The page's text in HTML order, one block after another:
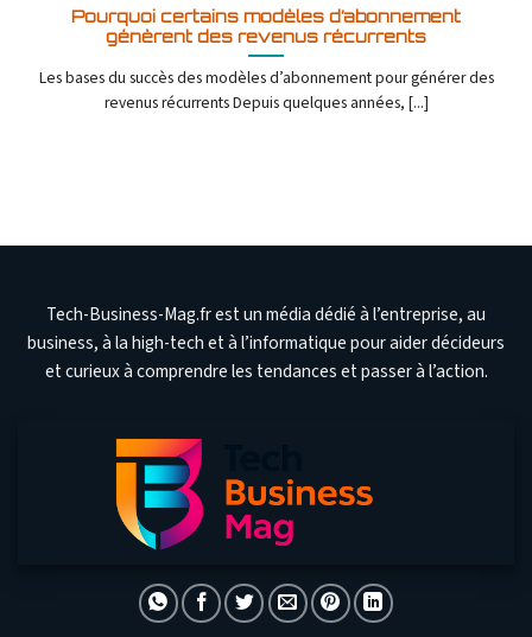
Pourquoi certains modèles d’abonnement
génèrent des revenus récurrents
Les bases du succès des modèles d’abonnement pour générer des
revenus récurrents Depuis quelques années, [...]
Tech-Business-Mag.fr est un média dédié à l’entreprise, au
business, à la high-tech et à l’informatique pour aider décideurs
et curieux à comprendre les tendances et passer à l’action.